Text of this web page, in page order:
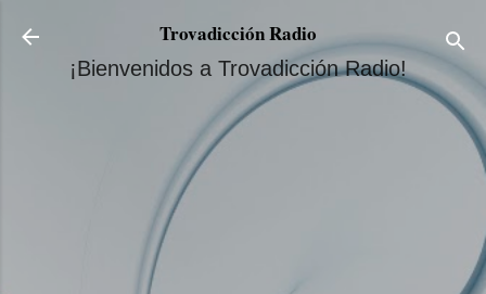
Ir al contenido principal
Trovadicción Radio
¡Bienvenidos a Trovadicción Radio!